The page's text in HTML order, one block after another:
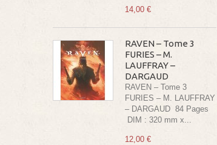
14,00 €
RAVEN – Tome 3
FURIES – M.
LAUFFRAY –
DARGAUD
RAVEN – Tome 3
FURIES – M. LAUFFRAY
– DARGAUD 84 Pages
DIM : 320 mm x...
12,00 €